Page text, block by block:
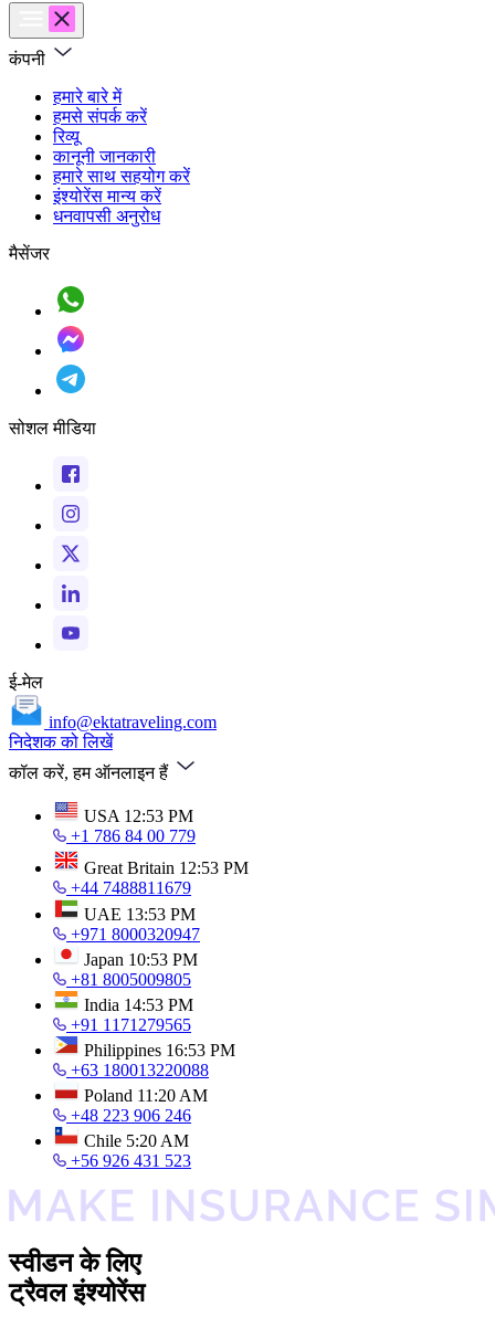
कंपनी
हमारे बारे में
हमसे संपर्क करें
रिव्यू
कानूनी जानकारी
हमारे साथ सहयोग करें
इंश्योरेंस मान्य करें
धनवापसी अनुरोध
मैसेंजर
सोशल मीडिया
ई-मेल
info@ektatraveling.com
निदेशक को लिखें
कॉल करें, हम ऑनलाइन हैं
USA 12:53 PM
+1 786 84 00 779
Great Britain 12:53 PM
+44 7488811679
UAE 13:53 PM
+971 8000320947
Japan 10:53 PM
+81 8005009805
India 14:53 PM
+91 1171279565
Philippines 16:53 PM
+63 180013220088
Poland 11:20 AM
+48 223 906 246
Chile 5:20 AM
+56 926 431 523
स्वीडन के लिए
ट्रैवल इंश्योरेंस